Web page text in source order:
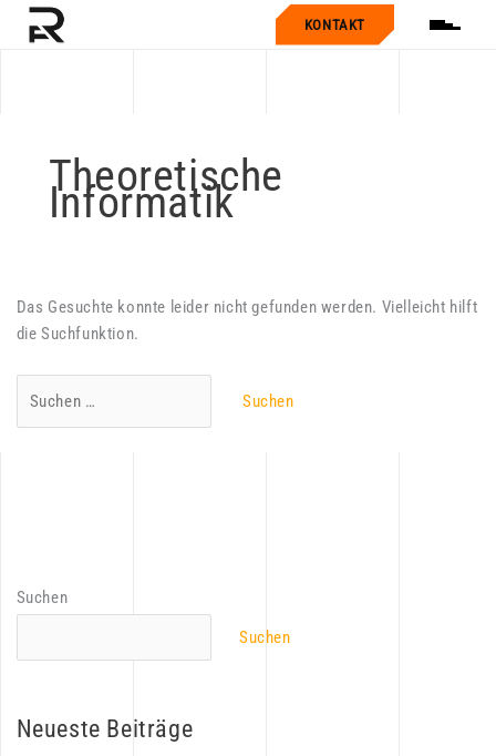
KONTAKT
Theoretische
Informatik
Das Gesuchte konnte leider nicht gefunden werden. Vielleicht hilft
die Suchfunktion.
nach:
Suchen
Suchen
Neueste Beiträge